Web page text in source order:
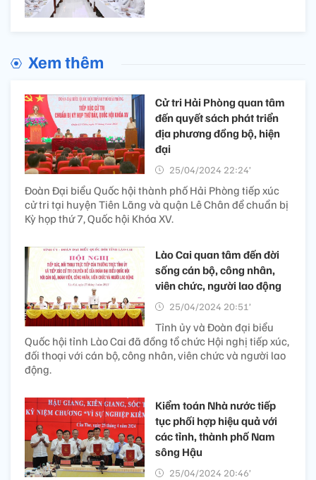
Xem thêm
Cử tri Hải Phòng quan tâm
đến quyết sách phát triển
địa phương đồng bộ, hiện
đại
25/04/2024 22:24’
Đoàn Đại biểu Quốc hội thành phố Hải Phòng tiếp xúc
cử tri tại huyện Tiên Lãng và quận Lê Chân để chuẩn bị
Kỳ họp thứ 7, Quốc hội Khóa XV.
Lào Cai quan tâm đến đời
sống cán bộ, công nhân,
viên chức, người lao động
25/04/2024 20:51’
Tỉnh ủy và Đoàn đại biểu
Quốc hội tỉnh Lào Cai đã đồng tổ chức Hội nghị tiếp xúc,
đối thoại với cán bộ, công nhân, viên chức và người lao
động.
Kiểm toán Nhà nước tiếp
tục phối hợp hiệu quả với
các tỉnh, thành phố Nam
sông Hậu
25/04/2024 20:46’